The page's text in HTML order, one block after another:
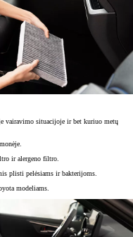
vairavimo situacijoje ir bet kuriuo metų
ir alergeno filtro.
plisti pelėsiams ir bakterijoms.
modeliams.